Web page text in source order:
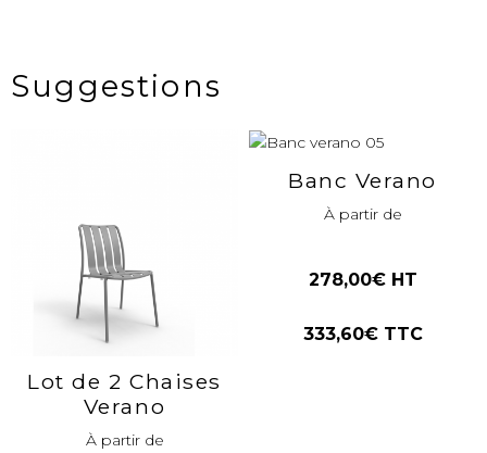
Suggestions
Lot de 2 Chaises
Verano
À partir de
Banc Verano
À partir de
278,00€ HT
333,60€ TTC